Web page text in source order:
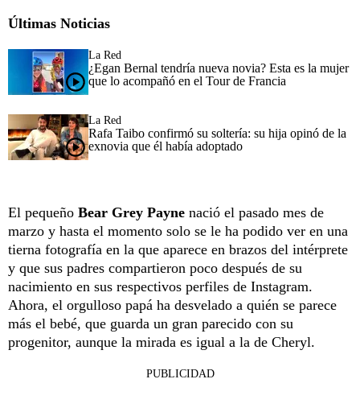
Últimas Noticias
La Red
¿Egan Bernal tendría nueva novia? Esta es la mujer
que lo acompañó en el Tour de Francia
La Red
Rafa Taibo confirmó su soltería: su hija opinó de la
exnovia que él había adoptado
El pequeño Bear Grey Payne nació el pasado mes de
marzo y hasta el momento solo se le ha podido ver en una
tierna fotografía en la que aparece en brazos del intérprete
y que sus padres compartieron poco después de su
nacimiento en sus respectivos perfiles de Instagram.
Ahora, el orgulloso papá ha desvelado a quién se parece
más el bebé, que guarda un gran parecido con su
progenitor, aunque la mirada es igual a la de Cheryl.
PUBLICIDAD